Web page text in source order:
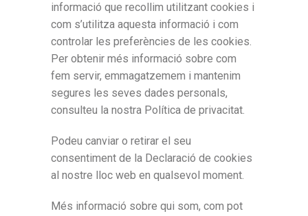
informació que recollim utilitzant cookies i
com s’utilitza aquesta informació i com
controlar les preferències de les cookies.
Per obtenir més informació sobre com
fem servir, emmagatzemem i mantenim
segures les seves dades personals,
consulteu la nostra Política de privacitat.
Podeu canviar o retirar el seu
consentiment de la Declaració de cookies
al nostre lloc web en qualsevol moment.
Més informació sobre qui som, com pot